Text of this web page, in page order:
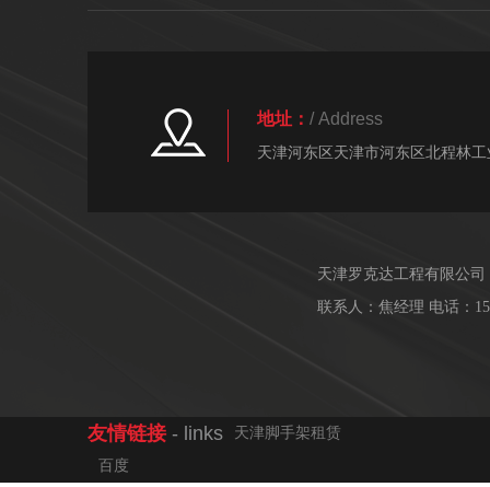
地址： / Address
天津河东区天津市河东区北程林工
天津罗克达工程有限公司
联系人：焦经理 电话：
友情链接 - links
天津脚手架租赁
百度